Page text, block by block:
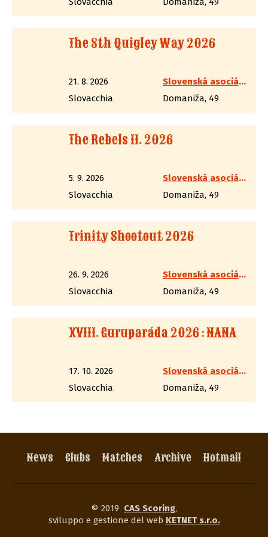
The 8th Quigley Way 2026
21. 8. 2026
Slovenská asociácia westernovej streľby
Slovacchia
Domaniža, 49
The Rebels II. 2026
5. 9. 2026
Slovenská asociácia westernovej streľby
Slovacchia
Domaniža, 49
Trinity Shootout 2026
26. 9. 2026
Slovenská asociácia westernovej streľby
Slovacchia
Domaniža, 49
XVIII. Guruparáda 2026 : NANA
17. 10. 2026
Slovenská asociácia westernovej streľby
Slovacchia
Domaniža, 49
News Clubs Matches Archive Hotmail
© 2019 CAS Scoring,
sviluppo e gestione del web KETNET s.r.o.